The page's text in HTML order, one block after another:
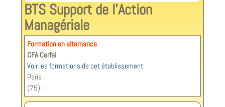
BTS Support de l'Action
Managériale
Formation en alternance
CFA Cerfal
Voir les formations de cet établissement
Paris
(75) -